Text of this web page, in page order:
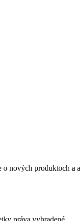
o nových produktoch a